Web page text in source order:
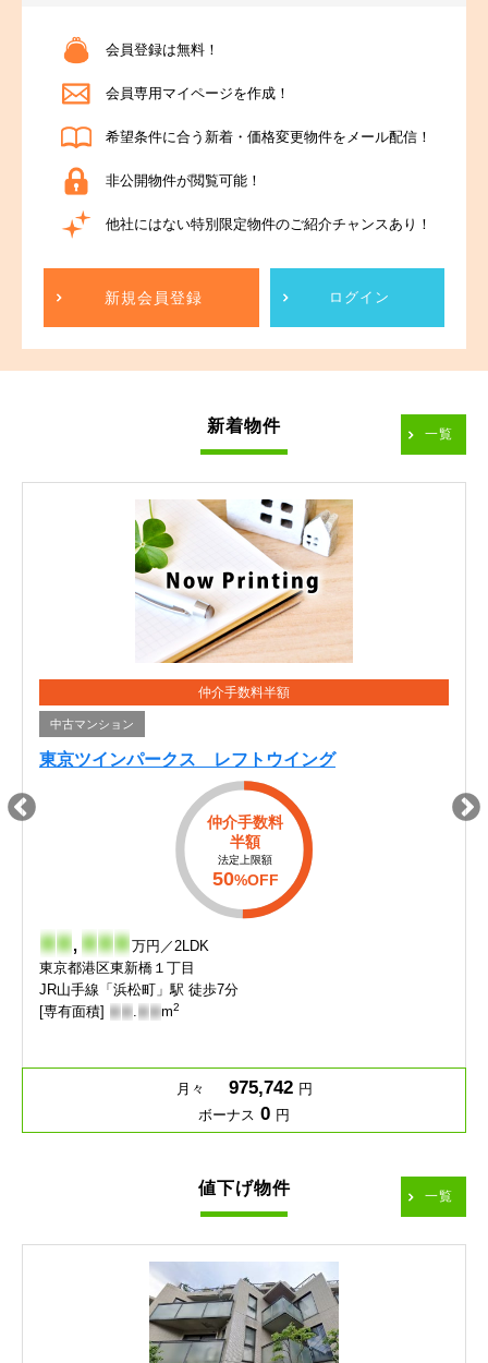
会員登録は無料！
会員専用マイページを作成！
希望条件に合う新着・価格変更物件をメール配信！
非公開物件が閲覧可能！
他社にはない特別限定物件のご紹介チャンスあり！
新規会員登録 ログイン
新着物件 一覧
仲介手数料半額
中古マンション
東京ツインパークス レフトウイング
仲介手数料
半額
法定上限額
50%OFF
- - ,- - - 万円／2LDK
東京都港区東新橋１丁目
JR山手線「浜松町」駅 徒歩7分
[専有面積] - - .- - m2
月々 975,742 円
ボーナス 0 円
値下げ物件 一覧